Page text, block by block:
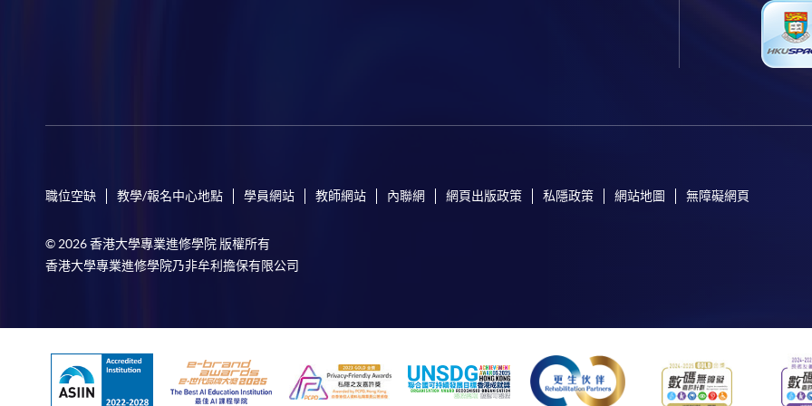
職位空缺 教學/報名中心地點 學員網站 教師網站 內聯網 網頁出版政策 私隱政策 網站地圖 無障礙網頁
© 2026 香港大學專業進修學院 版權所有
香港大學專業進修學院乃非牟利擔保有限公司